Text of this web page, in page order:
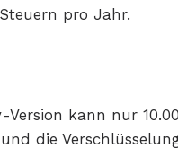
pro Jahr.
kann nur
die